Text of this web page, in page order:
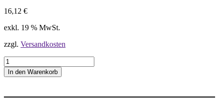
16,12 €
exkl. 19 % MwSt.
zzgl. Versandkosten
1
6
E
1
In den Warenkorb